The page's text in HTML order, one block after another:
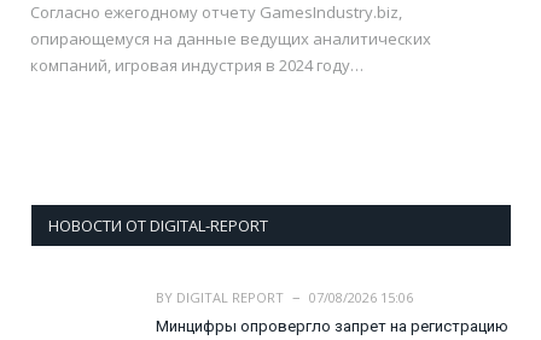
Согласно ежегодному отчету GamesIndustry.biz,
опирающемуся на данные ведущих аналитических
компаний, игровая индустрия в 2024 году…
НОВОСТИ ОТ DIGITAL-REPORT
BY DIGITAL REPORT
07/08/2026 15:06
Минцифры опровергло запрет на регистрацию